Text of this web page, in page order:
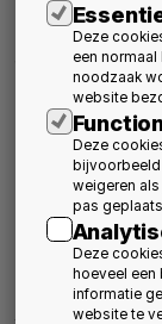
Deze
een
noodzaak
website
Deze
bijvoorbeeld
weigeren
pas
Deze
hoeveel een
informatie
website te
architecten enkel
verzekeren. Voor
tweede
dienstverleners
Tot slot nog dit:de
aangesproken
werken; voor
andere projecten.
verwacht en heeft.
Auteur artikel: AR-